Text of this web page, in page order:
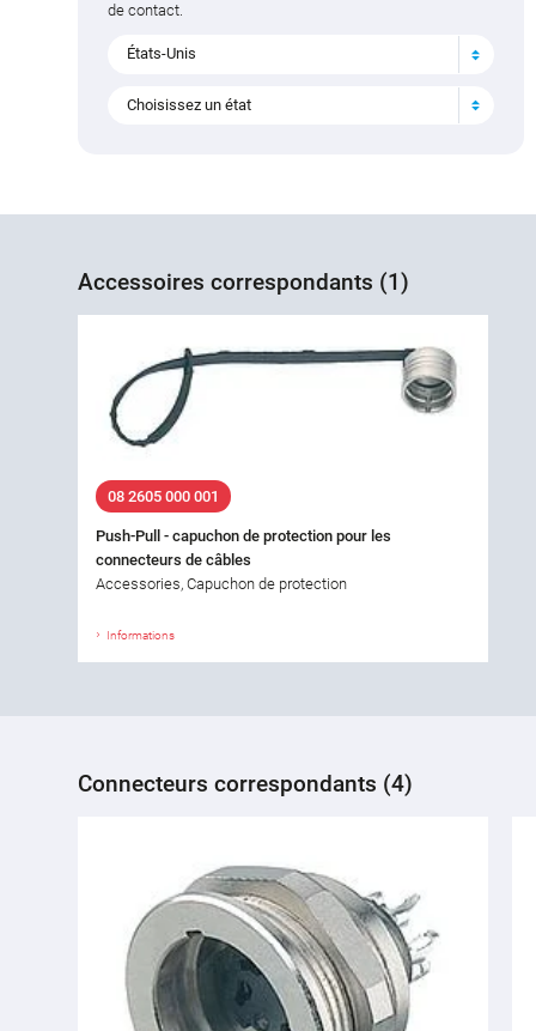
de contact.
États-Unis
Choisissez un état
Accessoires correspondants (1)
08 2605 000 001
Push-Pull - capuchon de protection pour les
connecteurs de câbles
Accessories, Capuchon de protection
Informations
Connecteurs correspondants (4)